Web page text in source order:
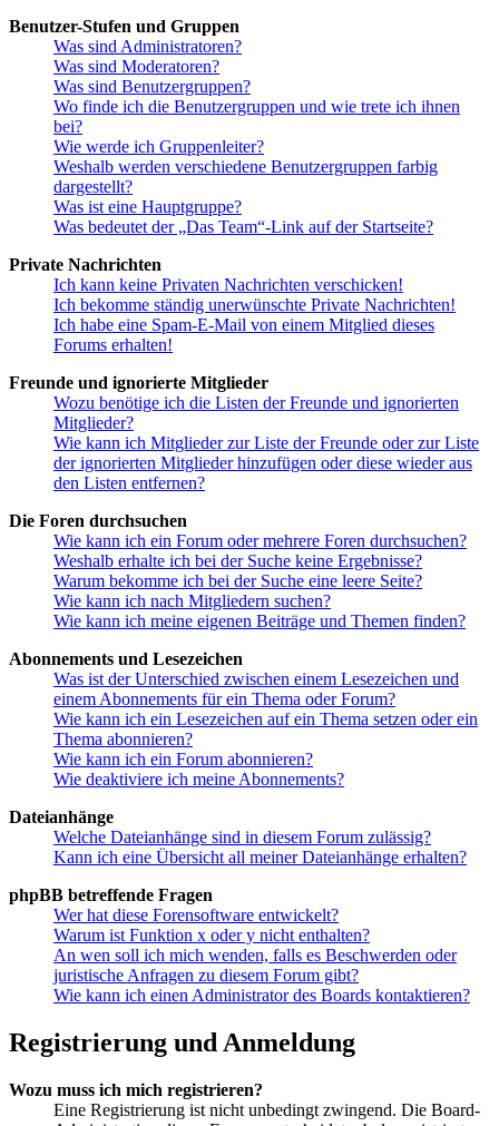
Benutzer-Stufen und Gruppen
Was sind Administratoren?
Was sind Moderatoren?
Was sind Benutzergruppen?
Wo finde ich die Benutzergruppen und wie trete ich ihnen
bei?
Wie werde ich Gruppenleiter?
Weshalb werden verschiedene Benutzergruppen farbig
dargestellt?
Was ist eine Hauptgruppe?
Was bedeutet der „Das Team“-Link auf der Startseite?
Private Nachrichten
Ich kann keine Privaten Nachrichten verschicken!
Ich bekomme ständig unerwünschte Private Nachrichten!
Ich habe eine Spam-E-Mail von einem Mitglied dieses
Forums erhalten!
Freunde und ignorierte Mitglieder
Wozu benötige ich die Listen der Freunde und ignorierten
Mitglieder?
Wie kann ich Mitglieder zur Liste der Freunde oder zur Liste
der ignorierten Mitglieder hinzufügen oder diese wieder aus
den Listen entfernen?
Die Foren durchsuchen
Wie kann ich ein Forum oder mehrere Foren durchsuchen?
Weshalb erhalte ich bei der Suche keine Ergebnisse?
Warum bekomme ich bei der Suche eine leere Seite?
Wie kann ich nach Mitgliedern suchen?
Wie kann ich meine eigenen Beiträge und Themen finden?
Abonnements und Lesezeichen
Was ist der Unterschied zwischen einem Lesezeichen und
einem Abonnements für ein Thema oder Forum?
Wie kann ich ein Lesezeichen auf ein Thema setzen oder ein
Thema abonnieren?
Wie kann ich ein Forum abonnieren?
Wie deaktiviere ich meine Abonnements?
Dateianhänge
Welche Dateianhänge sind in diesem Forum zulässig?
Kann ich eine Übersicht all meiner Dateianhänge erhalten?
phpBB betreffende Fragen
Wer hat diese Forensoftware entwickelt?
Warum ist Funktion x oder y nicht enthalten?
An wen soll ich mich wenden, falls es Beschwerden oder
juristische Anfragen zu diesem Forum gibt?
Wie kann ich einen Administrator des Boards kontaktieren?
Registrierung und Anmeldung
Wozu muss ich mich registrieren?
Eine Registrierung ist nicht unbedingt zwingend. Die Board-